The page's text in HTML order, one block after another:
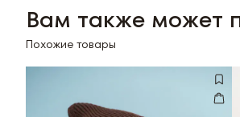
Вам также может
Похожие товары